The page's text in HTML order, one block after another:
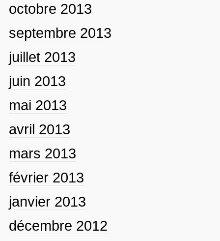
octobre 2013
septembre 2013
juillet 2013
juin 2013
mai 2013
avril 2013
mars 2013
février 2013
janvier 2013
décembre 2012